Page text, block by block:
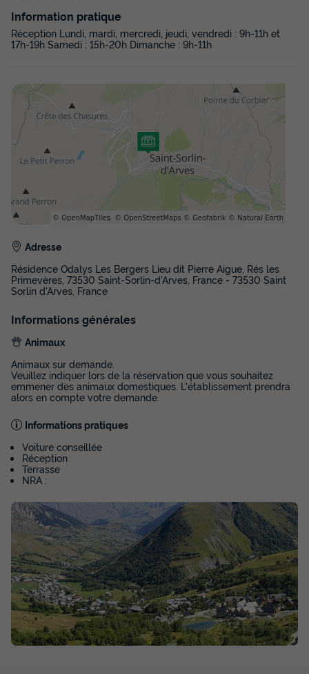
Information pratique
Réception Lundi, mardi, mercredi, jeudi, vendredi : 9h-11h et
17h-19h Samedi : 15h-20h Dimanche : 9h-11h
Adresse
Résidence Odalys Les Bergers Lieu dit Pierre Aigue, Rés les
Primevères, 73530 Saint-Sorlin-d'Arves, France - 73530 Saint
Sorlin d'Arves, France
Informations générales
Animaux
Animaux sur demande.
Veuillez indiquer lors de la réservation que vous souhaitez
emmener des animaux domestiques. L'établissement prendra
alors en compte votre demande.
Informations pratiques
Voiture conseillée
Réception
Terrasse
NRA :
Voir la carte